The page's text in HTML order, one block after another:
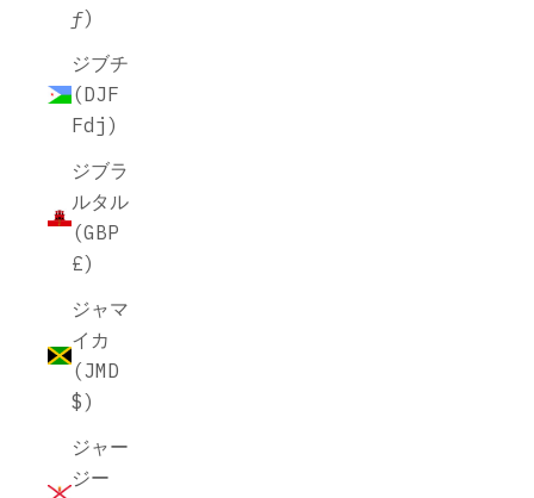
ƒ)
ジブチ
(DJF
Fdj)
ジブラ
ルタル
(GBP
£)
ジャマ
イカ
(JMD
$)
ジャー
ジー